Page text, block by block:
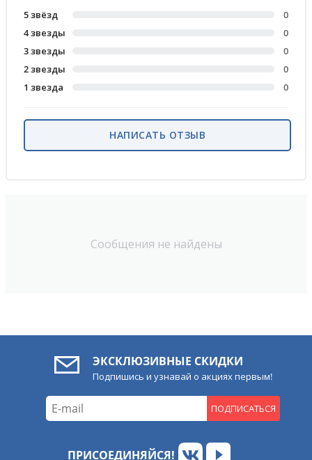
Сообщения не найдены
5 звёзд
0
4 звезды
0
3 звезды
0
2 звезды
0
1 звезда
0
НАПИСАТЬ ОТЗЫВ
ЭКСКЛЮЗИВНЫЕ СКИДКИ
Подпишись и узнавай о акциях первым!
ПОДПИСАТЬСЯ
ПРИСОЕДИНЯЙСЯ!